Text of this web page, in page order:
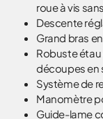
roue à vis
Descente
Grand bras
Robuste étau
découpes en
Système de
Manomètre
Guide-lame